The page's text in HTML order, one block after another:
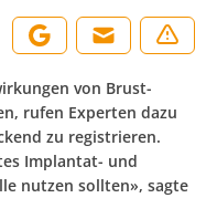
von Brust-
rufen Experten dazu
zu registrieren.
Implantat- und
nutzen sollten», sagte